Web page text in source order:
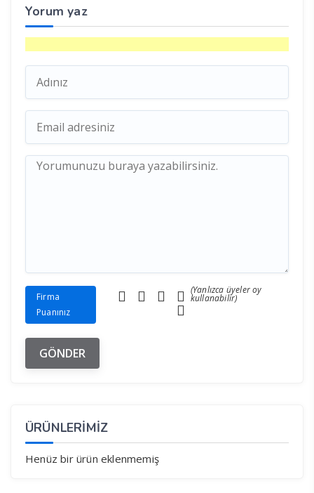
Yorum yaz
Firma
Puanınız
(Yanlızca üyeler oy
kullanabilir)
ÜRÜNLERİMİZ
Henüz bir ürün eklenmemiş